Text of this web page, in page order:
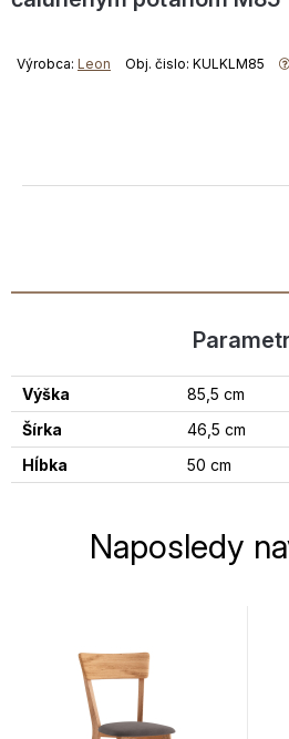
Výrobca: Leon Obj. čislo: KULKLM85
Výška
85,5 cm
Šírka
46,5 cm
Hĺbka
50 cm
Naposledy